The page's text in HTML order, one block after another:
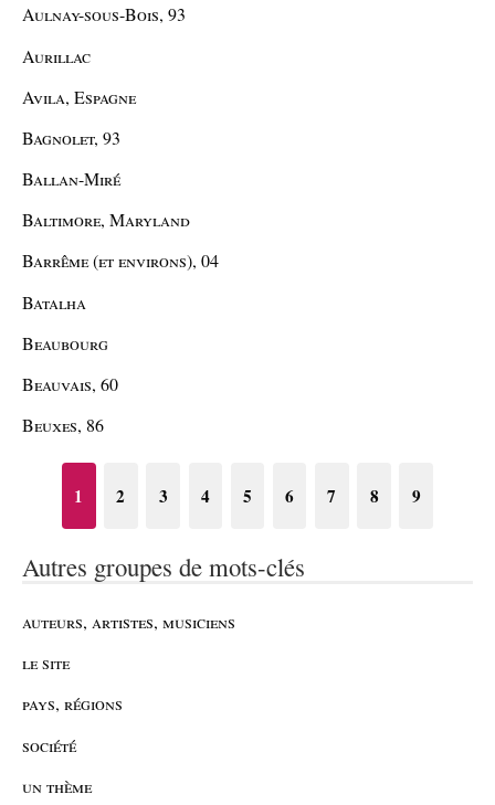
Aulnay-sous-Bois, 93
Aurillac
Avila, Espagne
Bagnolet, 93
Ballan-Miré
Baltimore, Maryland
Barrême (et environs), 04
Batalha
Beaubourg
Beauvais, 60
Beuxes, 86
1 2 3 4 5 6 7 8 9
Autres groupes de mots-clés
auteurs, artistes, musiciens
le site
pays, régions
société
un thème